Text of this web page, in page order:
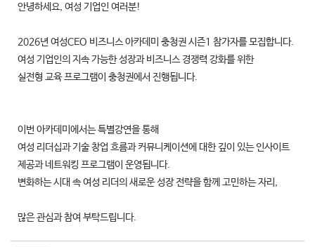
안녕하세요, 여성 기업인 여러분!
2026년 여성CEO 비즈니스 아카데미 충청권 시즌1 참가자를 모집합니다.
여성 기업인의 지속 가능한 성장과 비즈니스 경쟁력 강화를 위한
실전형 교육 프로그램이 충청권에서 진행됩니다.
이번 아카데미에서는 특별강연을 통해
여성 리더십과 기술 창업 흐름과 커뮤니케이션에 대한 깊이 있는 인사이트
제공과 네트워킹 프로그램이 운영됩니다.
변화하는 시대 속 여성 리더의 새로운 성장 전략을 함께 고민하는 자리,
많은 관심과 참여 부탁드립니다.